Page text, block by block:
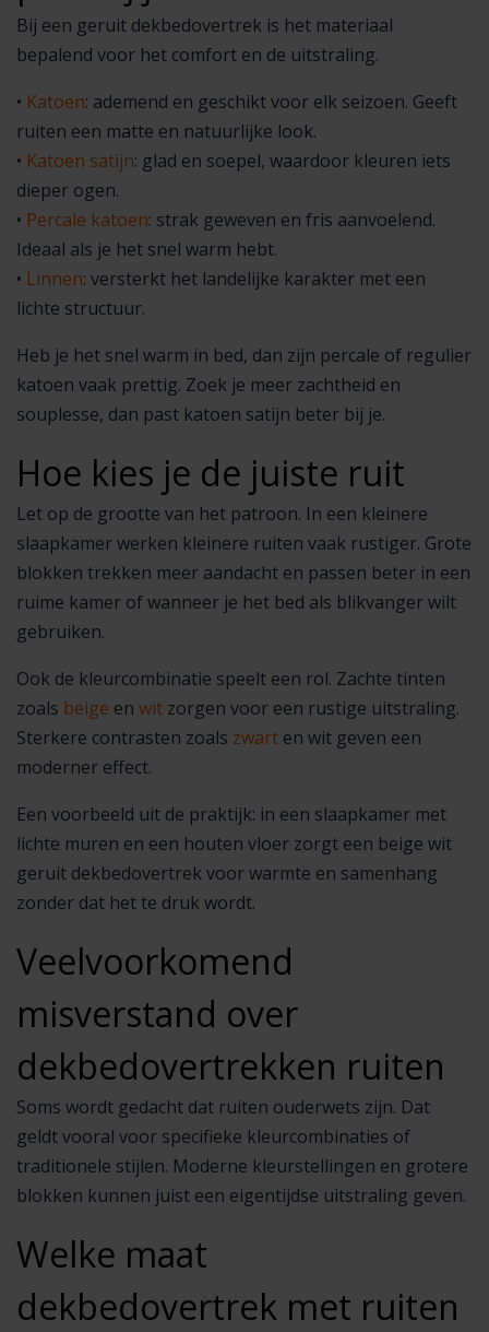
Bij een geruit dekbedovertrek is het materiaal
bepalend voor het comfort en de uitstraling.
• Katoen: ademend en geschikt voor elk seizoen. Geeft
ruiten een matte en natuurlijke look.
• Katoen satijn: glad en soepel, waardoor kleuren iets
dieper ogen.
• Percale katoen: strak geweven en fris aanvoelend.
Ideaal als je het snel warm hebt.
• Linnen: versterkt het landelijke karakter met een
lichte structuur.
Heb je het snel warm in bed, dan zijn percale of regulier
katoen vaak prettig. Zoek je meer zachtheid en
souplesse, dan past katoen satijn beter bij je.
Hoe kies je de juiste ruit
Let op de grootte van het patroon. In een kleinere
slaapkamer werken kleinere ruiten vaak rustiger. Grote
blokken trekken meer aandacht en passen beter in een
ruime kamer of wanneer je het bed als blikvanger wilt
gebruiken.
Ook de kleurcombinatie speelt een rol. Zachte tinten
zoals beige en wit zorgen voor een rustige uitstraling.
Sterkere contrasten zoals zwart en wit geven een
moderner effect.
Een voorbeeld uit de praktijk: in een slaapkamer met
lichte muren en een houten vloer zorgt een beige wit
geruit dekbedovertrek voor warmte en samenhang
zonder dat het te druk wordt.
Veelvoorkomend
misverstand over
dekbedovertrekken ruiten
Soms wordt gedacht dat ruiten ouderwets zijn. Dat
geldt vooral voor specifieke kleurcombinaties of
traditionele stijlen. Moderne kleurstellingen en grotere
blokken kunnen juist een eigentijdse uitstraling geven.
Welke maat
dekbedovertrek met ruiten